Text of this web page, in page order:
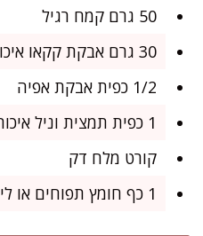
50 גרם קמח רגיל
30 גרם אבקת קקאו איכותית
1/2 כפית אבקת אפיה
1 כפית תמצית וניל איכותית
קורט מלח דק
1 כף חומץ תפוחים או לימון (למרנג)